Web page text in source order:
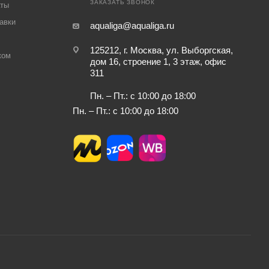
ЗАКАЗАТЬ ЗВОНОК
aqualiga@aqualiga.ru
125212, г. Москва, ул. Выборгская,
дом 16, строение 1, 3 этаж, офис
311
Пн. – Пт.: с 10:00 до 18:00
Пн. – Пт.: с 10:00 до 18:00